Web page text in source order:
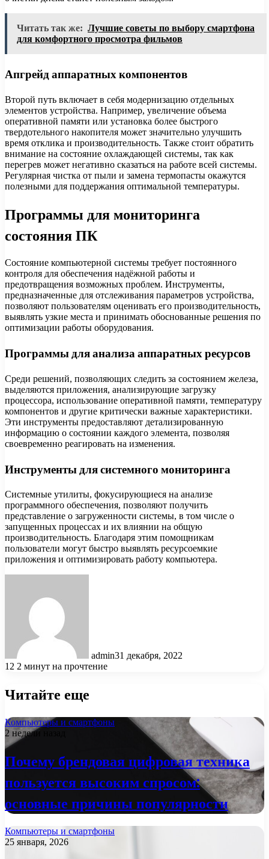
Читать так же: Лучшие советы по выбору смартфона
для комфортного просмотра фильмов
Апгрейд аппаратных компонентов
Второй путь включает в себя модернизацию отдельных
элементов устройства. Например, увеличение объема
оперативной памяти или установка более быстрого
твердотельного накопителя может значительно улучшить
время отклика и производительность. Также стоит обратить
внимание на состояние охлаждающей системы, так как
перегрев может негативно сказаться на работе всей системы.
Регулярная чистка от пыли и замена термопасты окажутся
полезными для поддержания оптимальной температуры.
Программы для мониторинга
состояния ПК
Состояние компьютерной системы требует постоянного
контроля для обеспечения надёжной работы и
предотвращения возможных проблем. Инструменты,
предназначенные для отслеживания параметров устройства,
позволяют пользователям оценивать его производительность,
выявлять узкие места и принимать обоснованные решения по
оптимизации работы оборудования.
Программы для анализа аппаратных ресурсов
Среди решений, позволяющих следить за состоянием железа,
выделяются приложения, анализирующие загрузку
процессора, использование оперативной памяти, температуру
компонентов и другие критически важные характеристики.
Эти инструменты предоставляют детализированную
информацию о состоянии каждого элемента, позволяя
своевременно реагировать на изменения.
Инструменты для системного мониторинга
Системные утилиты, фокусирующиеся на анализе
программного обеспечения, позволяют получить
представление о загруженности системы, в том числе о
запущенных процессах и их влиянии на общую
производительность. Благодаря этим помощникам
пользователи могут быстро выявлять ресурсоемкие
приложения и оптимизировать работу компьютера.
admin31 декабря, 2022
12 2 минут на прочтение
Читайте еще
Компьютеры и смартфоны
2 недели назад
Почему брендовая цифровая техника
пользуется высоким спросом:
основные причины популярности
Компьютеры и смартфоны
25 января, 2026